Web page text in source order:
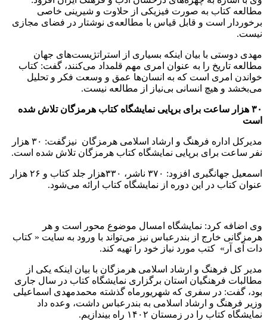
مطالعه‌ کتاب به صورت فیزیکی از حلاوت و شیرینی خاصی
برخوردار است و قابل قیاس با مطالعه‌ی نوشتار در فضای مجازی
نیست.
مهدی دوستی با بیان اینکه بسیاری از استراتژیست‌های جهان
مطالعه‌ تاریخ را به عنوان امری مهم قلمداد می‌کنند، گفت: کتاب
خواندن امری است که به انسان‌ها عمق و وسعت فکر و تحلیل
می‌بخشد و هیچ انسانی بی‌نیاز از مطالعه نیست.
۳۰ هزار ساعت برای برپایی نمایشگاه کتاب هرمزگان تلاش شده
است
مدیرکل اداره فرهنگ و ارشاد اسلامی هرمزگان نیزگفت: ۳۰ هزار
نفر ساعت برای برپایی نمایشگاه کتاب هرمزگان تلاش شده است.
اسمعیل جهانگیری افزود: ۳۷۰ ناشر، ۳۳۰هزار جلد کتاب و ۲۶ هزار
عنوان کتاب در این دوره از نمایشگاه کتاب ارائه می‌شود.
وی اضافه کرد: نمایشگاه امسال موضوع محور است و هر
هرمزگانی خارج از بندرعباس نیز می‌تواند با ورود به‌ سایت « کتاب
دات آی آر» کتب مورد نیاز خود را تهیه کند.
مدیر کل فرهنگ و ارشاد اسلامی هرمزگان با بیان اینکه یکی از
مطالبات فرهنگیان استان برگزاری نمایشگاه کتاب در سال جاری
بود، گفت: در سفری که شهریورماه گذشته محمدمهدی اسماعیلی
وزیر فرهنگ و ارشاد اسلامی به بندرعباس داشت، وعده داد
نمایشگاه کتاب را در زمستان ۱۴۰۲ راه بیندازیم.